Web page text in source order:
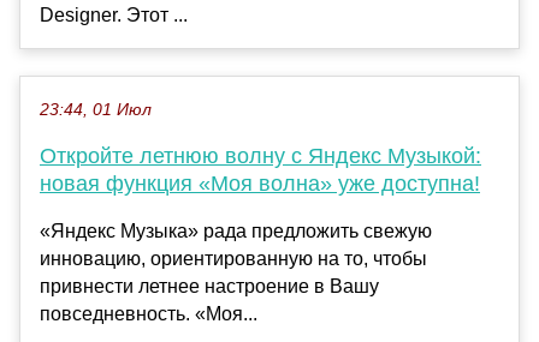
Designer. Этот ...
23:44, 01 Июл
Откройте летнюю волну с Яндекс Музыкой:
новая функция «Моя волна» уже доступна!
«Яндекс Музыка» рада предложить свежую
инновацию, ориентированную на то, чтобы
привнести летнее настроение в Вашу
повседневность. «Моя...